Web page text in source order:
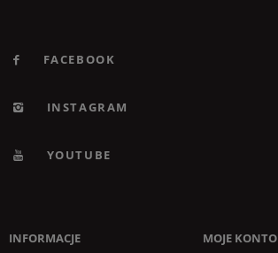
FACEBOOK
INSTAGRAM
YOUTUBE
INFORMACJE MOJE KONTO